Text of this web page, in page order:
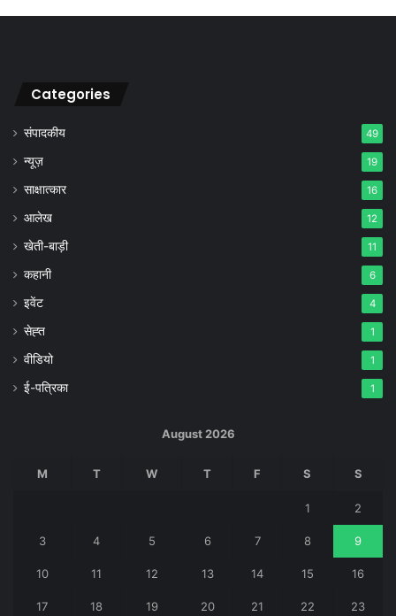
Categories
संपादकीय 49
न्यूज़ 19
साक्षात्कार 16
आलेख 12
खेती-बाड़ी 11
कहानी 6
इवेंट 4
सेह्त 1
वीडियो 1
ई-पत्रिका 1
August 2026
M T W T F S S
1 2
3 4 5 6 7 8 9
10 11 12 13 14 15 16
17 18 19 20 21 22 23